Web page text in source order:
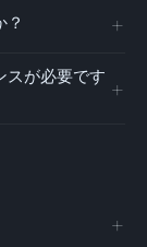
？
スが必要です